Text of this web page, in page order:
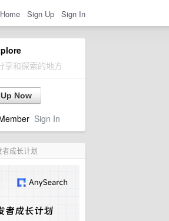
Home Sign Up Sign In
享和探索的地方
Now
Sign In
成长计划